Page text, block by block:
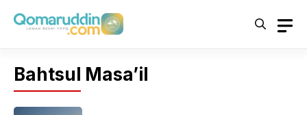
Bahtsul Masa’il